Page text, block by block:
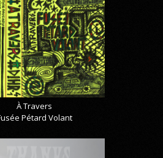
À Travers
Pétard Volant